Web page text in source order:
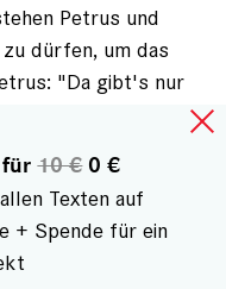
Petrus und
dürfen, um das
"Da gibt's nur
so treffend
Protestantismus
Ungnädigkeit aus, die
in Einklang zu
für10 €0 €
Texten auf
+ Spende für ein